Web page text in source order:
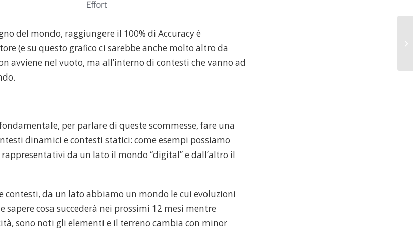
del mondo, raggiungere il 100% di Accuracy è
(e su questo grafico ci sarebbe anche molto altro da
avviene nel vuoto, ma all’interno di contesti che vanno ad
per parlare di queste scommesse, fare una
dinamici e contesti statici: come esempi possiamo
da un lato il mondo “digital” e dall’altro il
contesti, da un lato abbiamo un mondo le cui evoluzioni
sapere cosa succederà nei prossimi 12 mesi mentre
sono noti gli elementi e il terreno cambia con minor